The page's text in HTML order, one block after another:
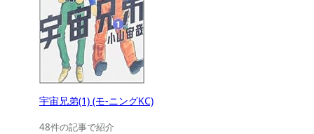
宇宙兄弟(1) (モ-ニングKC)
48件の記事で紹介